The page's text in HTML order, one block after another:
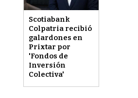
Scotiabank
Colpatria recibió
galardones en
Prixtar por
'Fondos de
Inversión
Colectiva'